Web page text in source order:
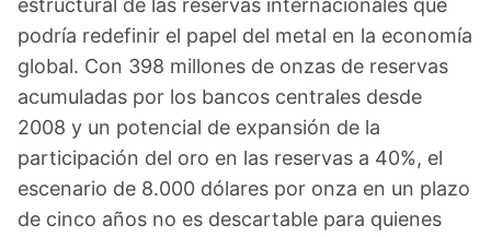
estructural de las reservas internacionales que
podría redefinir el papel del metal en la economía
global. Con 398 millones de onzas de reservas
acumuladas por los bancos centrales desde
2008 y un potencial de expansión de la
participación del oro en las reservas a 40%, el
escenario de 8.000 dólares por onza en un plazo
de cinco años no es descartable para quienes